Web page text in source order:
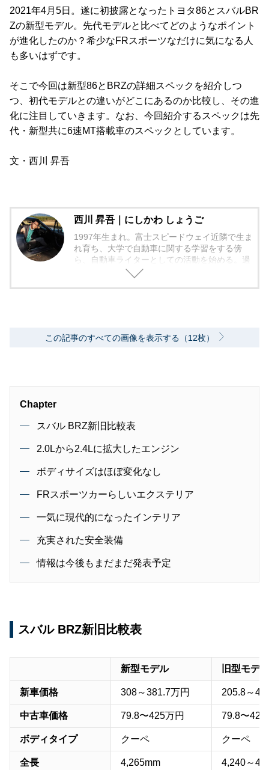
2021年4月5日。遂に初披露となったトヨタ86とスバルBR
Zの新型モデル。先代モデルと比べてどのようなポイント
が進化したのか？希少なFRスポーツなだけに気になる人
も多いはずです。
そこで今回は新型86とBRZの詳細スペックを紹介しつ
つ、初代モデルとの違いがどこにあるのか比較し、その進
化に注目していきます。なお、今回紹介するスペックは先
代・新型共に6速MT搭載車のスペックとしています。
文・西川 昇吾
西川 昇吾｜にしかわ しょうご
1997年生まれ。富士スピードウェイ近隣で生ま
れ育ち、大学で自動車に関する学習をする傍
ら、自動車ライターとしての活動を始める。過
去にはコミュニティFMのモータースポーツコ
この記事のすべての画像を表示する（12枚）
Chapter
スバル BRZ新旧比較表
2.0Lから2.4Lに拡大したエンジン
ボディサイズはほぼ変化なし
FRスポーツカーらしいエクステリア
一気に現代的になったインテリア
充実された安全装備
情報は今後もまだまだ発表予定
スバル BRZ新旧比較表
新型モデル 旧型モデル
新車価格 308～381.7万円 205.8～
中古車価格 79.8〜425万円 79.8〜425
ボディタイプ クーペ クーペ
全長 4,265mm 4,240～